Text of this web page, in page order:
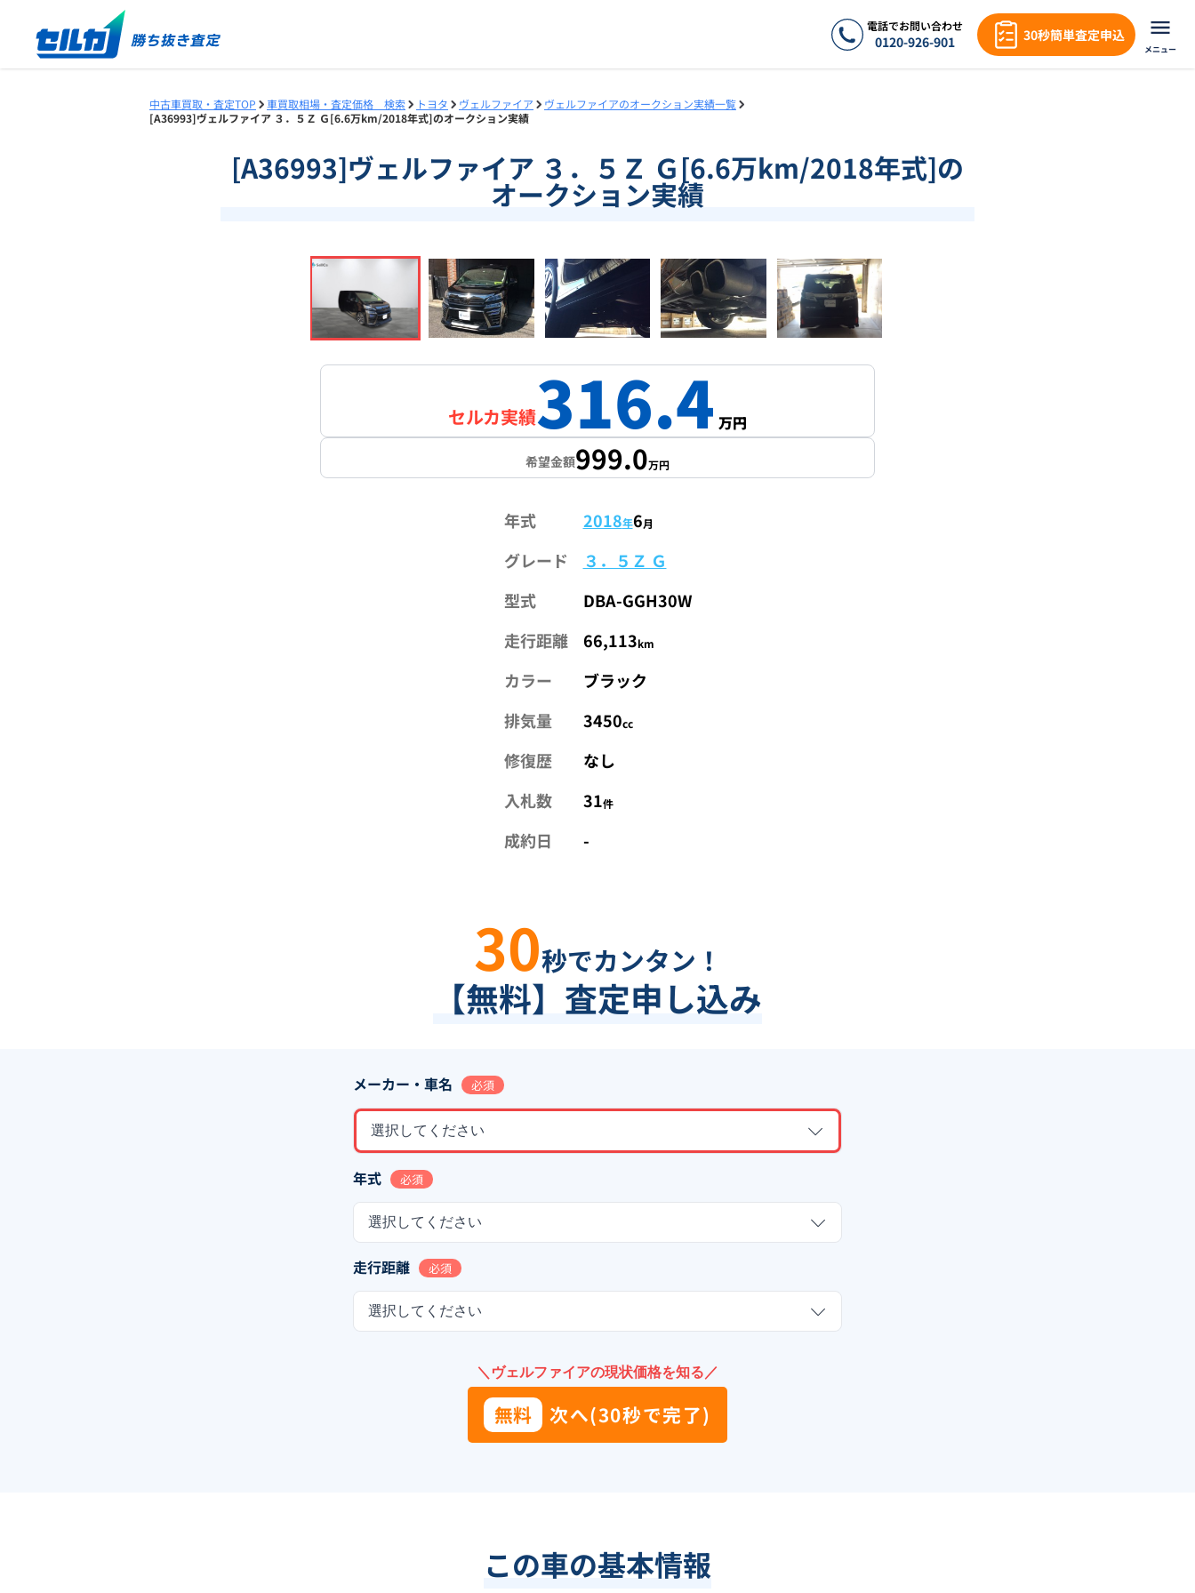
電話でお問い合わせ
0120-926-901 30秒簡単査定申込
メニュー
中古車買取・査定TOP 車買取相場・査定価格 検索 トヨタ ヴェルファイア
ヴェルファイアのオークション実績一覧
[A36993]ヴェルファイア ３．５Ｚ Ｇ[6.6万km/2018年式]のオークション実績
[A36993]ヴェルファイア ３．５Ｚ Ｇ[6.6万km/2018年式]の
オークション実績
1/16
セルカ実績316.4 万円
希望金額999.0万円
年式 2018年6月
グレード
３．５Ｚ Ｇ
型式
DBA-GGH30W
走行距離
66,113km
カラー
ブラック
排気量
3450cc
修復歴
なし
入札数
31件
成約日 -
30秒でカンタン！
【無料】査定申し込み
メーカー・車名 必須
選択してください
年式 必須
選択してください
走行距離 必須
選択してください
＼ヴェルファイアの現状価格を知る／
無料 次へ(30秒で完了)
この車の基本情報